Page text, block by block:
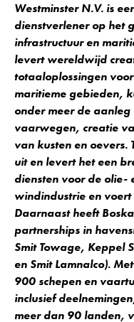
Westminster N.V. is
dienstverlener op het
infrastructuur en
levert wereldwijd
totaaloplossingen
maritieme gebieden,
onder meer de
vaarwegen, creatie
van kusten en oevers.
uit en levert het een
diensten voor de olie-
windindustrie en
Daarnaast heeft
partnerships in
Smit Towage, Keppel
en Smit Lamnalco).
900 schepen en
inclusief
meer dan 90 landen,